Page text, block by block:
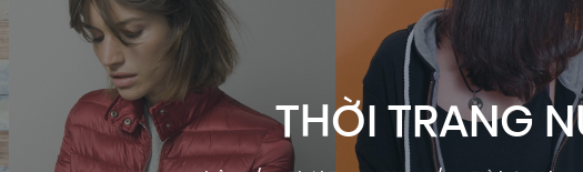
THỜI TRANG